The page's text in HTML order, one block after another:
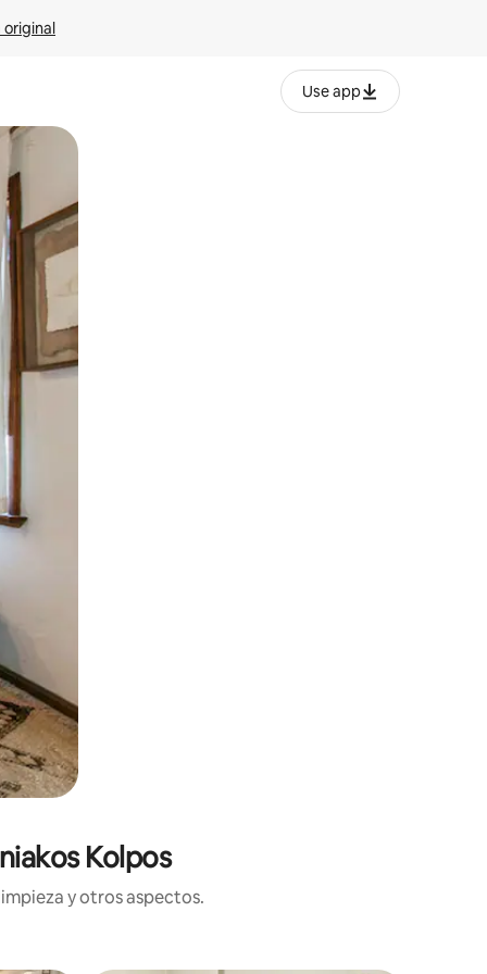
original
Use app
desliza el dedo.
Kolpos
y otros aspectos.